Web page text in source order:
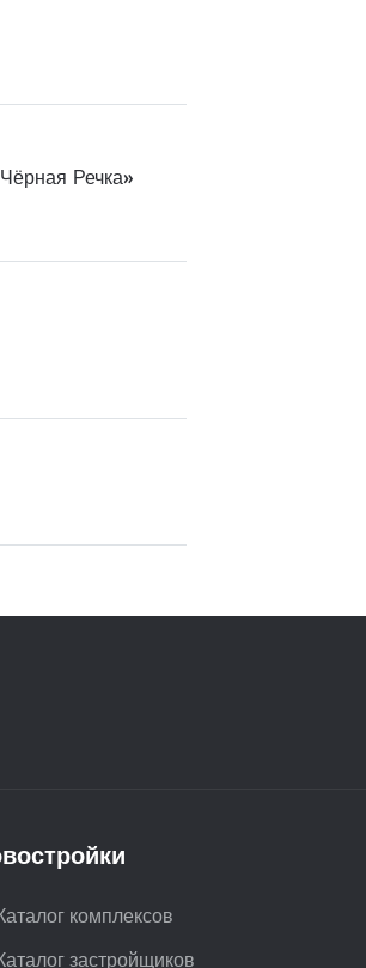
Речка»
комплексов
застройщиков